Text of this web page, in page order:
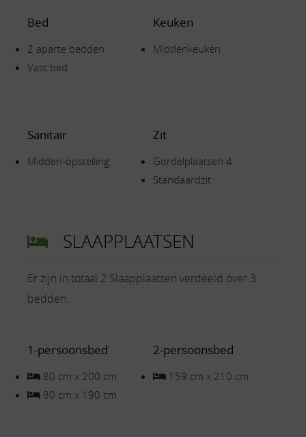
Bed
2 aparte bedden
Vast bed
Keuken
Middenkeuken
Sanitair
Midden-opstelling
Zit
Gordelplaatsen 4
Standaardzit
SLAAPPLAATSEN
Er zijn in totaal 2 Slaapplaatsen verdeeld over 3
bedden.
1-persoonsbed
80 cm x 200 cm
80 cm x 190 cm
2-persoonsbed
159 cm x 210 cm